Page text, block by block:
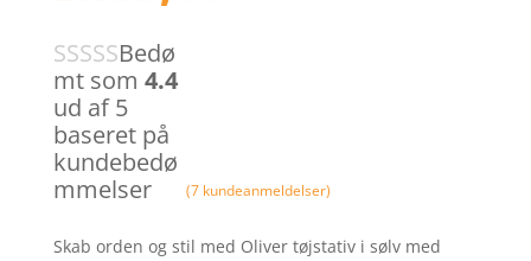
Bedø
mt som 4.4
ud af 5
baseret på
kundebedø
mmelser
(7kundeanmeldelser)
Skab orden og stil med Oliver tøjstativ i sølv med